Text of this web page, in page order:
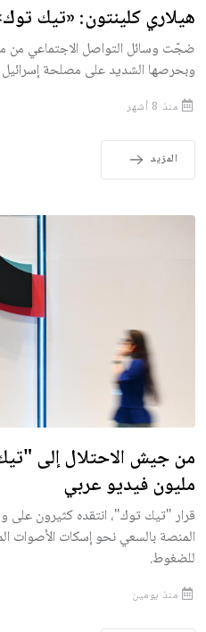
هيلاري كلينتون: «تيك
ضجّت وسائل التواصل الاجتماعي من
وبحرصها الشديد على مصلحة إسرائيل
منذ 8 أشهر
المزيد
مليون فيديو عربي
قرار "تيك توك"، انتقده كثيرون على
المنصة بالسعي نحو إسكات الأصوات
للضغوط.
منذ يومين